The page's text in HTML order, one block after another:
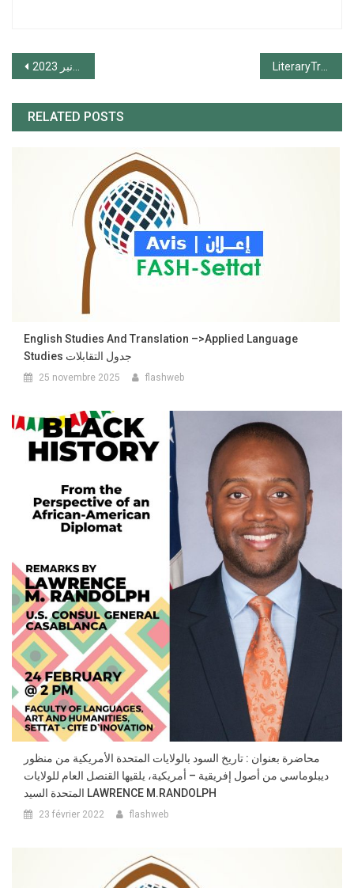
Navigation
de
l’article
ندوة دولية حول: إشكاليات الترجمة الأدبية. 24 و 25 نونبر 2023 LiteraryTranslation Workshops ورشات في الترجمة الأدبية
RELATED POSTS
English Studies And Translation –>Applied Language
Studies جدول التقابلات
25 novembre 2025 flashweb
محاضرة بعنوان : تاريخ السود بالولايات المتحدة الأمريكية من منظور
ديبلوماسي من أصول إفريقية – أمريكية، يلقيها القنصل العام للولايات
المتحدة السيد LAWRENCE M.RANDOLPH
23 février 2022 flashweb